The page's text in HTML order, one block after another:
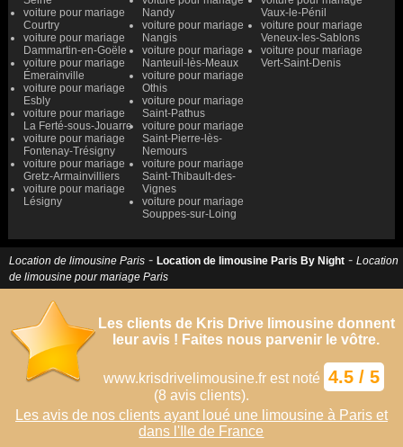
voiture pour mariage
Courtry
voiture pour mariage
Dammartin-en-Goële
voiture pour mariage
Émerainville
voiture pour mariage
Esbly
voiture pour mariage
La Ferté-sous-Jouarre
voiture pour mariage
Fontenay-Trésigny
voiture pour mariage
Gretz-Armainvilliers
voiture pour mariage
Lésigny
Nandy
voiture pour mariage
Nangis
voiture pour mariage
Nanteuil-lès-Meaux
voiture pour mariage
Othis
voiture pour mariage
Saint-Pathus
voiture pour mariage
Saint-Pierre-lès-
Nemours
voiture pour mariage
Saint-Thibault-des-
Vignes
voiture pour mariage
Souppes-sur-Loing
Vaux-le-Pénil
voiture pour mariage
Veneux-les-Sablons
voiture pour mariage
Vert-Saint-Denis
Location de limousine Paris - Location de limousine Paris By Night - Location
de limousine pour mariage Paris
Les clients de Kris Drive limousine donnent
leur avis ! Faites nous parvenir le vôtre.
www.krisdrivelimousine.fr est noté 4.5 /5
(8 avis clients).
Les avis de nos clients ayant loué une limousine à Paris et
dans l'Ile de France